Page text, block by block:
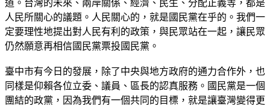
道。台灣的未來、兩岸關係、經濟、民生、分配正義等，都是
人民所關心的議題。人民關心的，就是國民黨在乎的。我們一
定要理性地提出對人民有利的政策，與民眾站在一起，讓民眾
仍然願意再相信國民黨票投國民黨。
臺中市有今日的發展，除了中央與地方政府的通力合作外，也
同樣是仰賴各位立委、議員、區長的認真服務。國民黨是一個
團結的政黨，因為我們有一個共同的目標，就是讓臺灣變得更